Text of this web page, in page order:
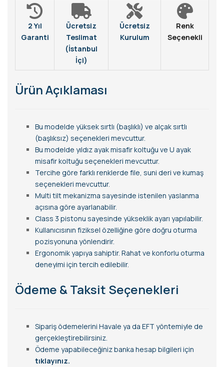
2 Yıl
Garanti
Ücretsiz
Teslimat
(İstanbul
İçi)
Ücretsiz
Kurulum
Renk
Seçenekli
Ürün Açıklaması
Bu modelde yüksek sırtlı (başlıklı) ve alçak sırtlı
(başlıksız) seçenekleri mevcuttur.
Bu modelde yıldız ayak misafir koltuğu ve U ayak
misafir koltuğu seçenekleri mevcuttur.
Tercihe göre farklı renklerde file, suni deri ve kumaş
seçenekleri mevcuttur.
Multi tilt mekanizma sayesinde istenilen yaslanma
açısına göre ayarlanabilir.
Class 3 pistonu sayesinde yükseklik ayarı yapılabilir.
Kullanıcısının fiziksel özelliğine göre doğru oturma
pozisyonuna yönlendirir.
Ergonomik yapıya sahiptir. Rahat ve konforlu oturma
deneyimi için tercih edilebilir.
Ödeme & Taksit Seçenekleri
Sipariş ödemelerini Havale ya da EFT yöntemiyle de
gerçekleştirebilirsiniz.
Ödeme yapabileceğiniz banka hesap bilgileri için
tıklayınız.